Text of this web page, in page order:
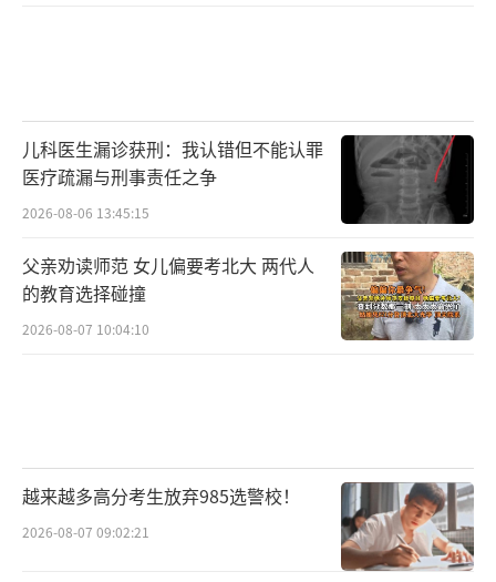
儿科医生漏诊获刑：我认错但不能认罪
医疗疏漏与刑事责任之争
2026-08-06 13:45:15
父亲劝读师范 女儿偏要考北大 两代人
的教育选择碰撞
2026-08-07 10:04:10
越来越多高分考生放弃985选警校！
2026-08-07 09:02:21